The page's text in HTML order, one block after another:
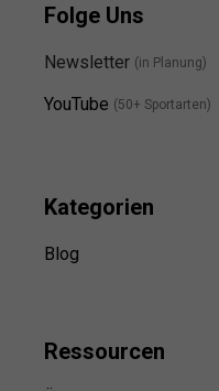
Folge Uns
Newsletter (in Planung)
YouTube (50+ Sportarten)
Kategorien
Blog
Ressourcen